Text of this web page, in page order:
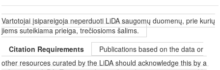
Vartotojai įsipareigoja neperduoti LiDA saugomų duomenų, prie kurių
jiems suteikiama prieiga, trečiosioms šalims.
Citation Requirements
Publications based on the data or
other resources curated by the LiDA should acknowledge this by a